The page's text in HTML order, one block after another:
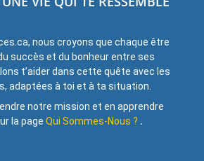
nous croyons que chaque être
succès et du bonheur entre ses
t’aider dans cette quête avec les
adaptées à toi et à ta situation.
notre mission et en apprendre
la page Qui Sommes-Nous ? .